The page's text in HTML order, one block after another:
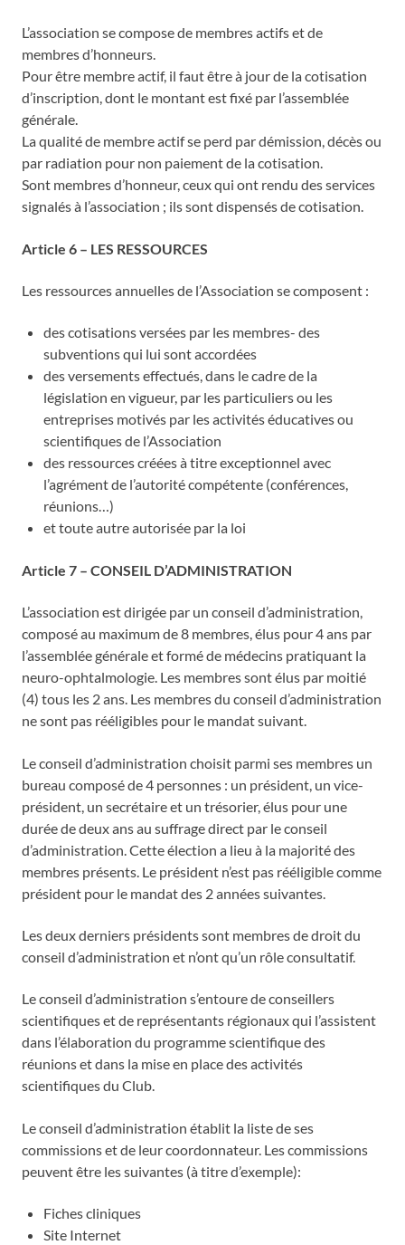
L’association se compose de membres actifs et de
membres d’honneurs.
Pour être membre actif, il faut être à jour de la cotisation
d’inscription, dont le montant est fixé par l’assemblée
générale.
La qualité de membre actif se perd par démission, décès ou
par radiation pour non paiement de la cotisation.
Sont membres d’honneur, ceux qui ont rendu des services
signalés à l’association ; ils sont dispensés de cotisation.
Article 6 – LES RESSOURCES
Les ressources annuelles de l’Association se composent :
des cotisations versées par les membres- des
subventions qui lui sont accordées
des versements effectués, dans le cadre de la
législation en vigueur, par les particuliers ou les
entreprises motivés par les activités éducatives ou
scientifiques de l’Association
des ressources créées à titre exceptionnel avec
l’agrément de l’autorité compétente (conférences,
réunions…)
et toute autre autorisée par la loi
Article 7 – CONSEIL D’ADMINISTRATION
L’association est dirigée par un conseil d’administration,
composé au maximum de 8 membres, élus pour 4 ans par
l’assemblée générale et formé de médecins pratiquant la
neuro-ophtalmologie. Les membres sont élus par moitié
(4) tous les 2 ans. Les membres du conseil d’administration
ne sont pas rééligibles pour le mandat suivant.
Le conseil d’administration choisit parmi ses membres un
bureau composé de 4 personnes : un président, un vice-
président, un secrétaire et un trésorier, élus pour une
durée de deux ans au suffrage direct par le conseil
d’administration. Cette élection a lieu à la majorité des
membres présents. Le président n’est pas rééligible comme
président pour le mandat des 2 années suivantes.
Les deux derniers présidents sont membres de droit du
conseil d’administration et n’ont qu’un rôle consultatif.
Le conseil d’administration s’entoure de conseillers
scientifiques et de représentants régionaux qui l’assistent
dans l’élaboration du programme scientifique des
réunions et dans la mise en place des activités
scientifiques du Club.
Le conseil d’administration établit la liste de ses
commissions et de leur coordonnateur. Les commissions
peuvent être les suivantes (à titre d’exemple):
Fiches cliniques
Site Internet